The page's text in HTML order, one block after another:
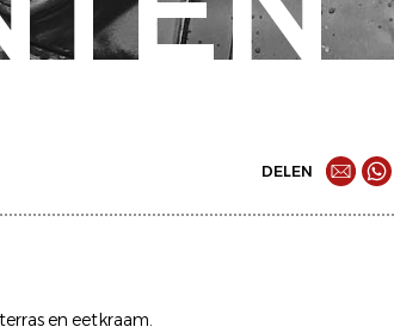
DELEN
en eetkraam.